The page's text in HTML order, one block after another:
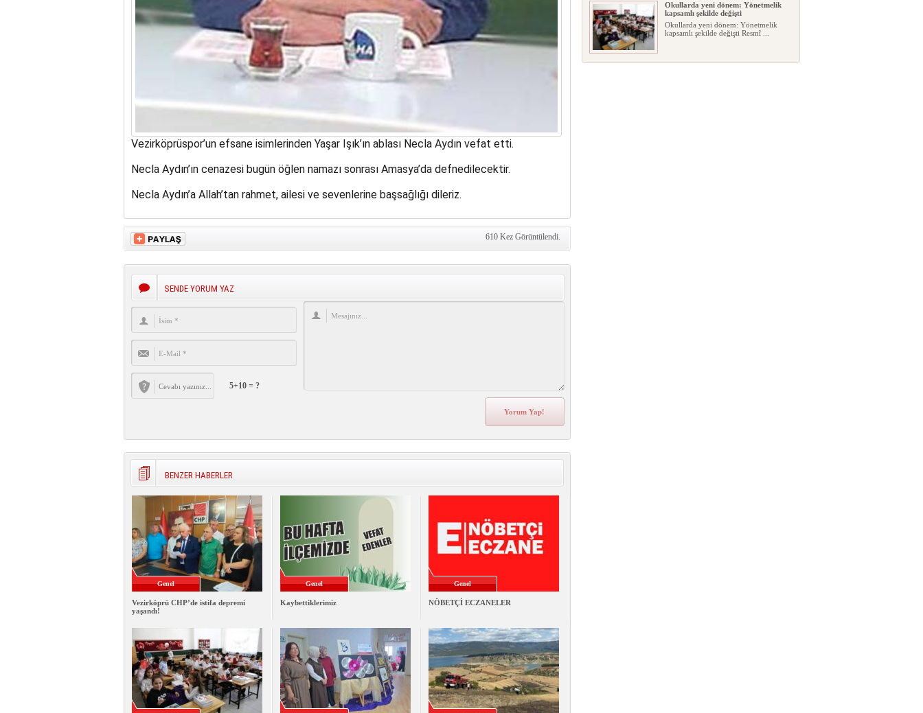
Vezirköprüspor’un efsane isimlerinden Yaşar Işık’ın ablası Necla Aydın vefat etti.
Necla Aydın’ın cenazesi bugün öğlen namazı sonrası Amasya’da defnedilecektir.
Necla Aydın’a Allah’tan rahmet, ailesi ve sevenlerine başsağlığı dileriz.
610 Kez Görüntülendi.
SENDE YORUM YAZ
5+10 = ?
BENZER HABERLER
Genel
Vezirköprü CHP’de istifa depremi
yaşandı!
Genel
Kaybettiklerimiz
Genel
NÖBETÇİ ECZANELER
Okullarda yeni dönem: Yönetmelik
kapsamlı şekilde değişti
Okullarda yeni dönem: Yönetmelik
kapsamlı şekilde değişti Resmî ...
Sabır ve zarafetin sanatı filografi,